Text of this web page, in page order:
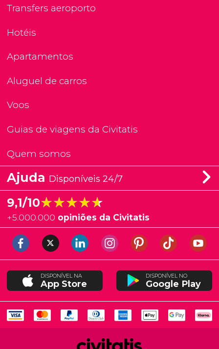
Transfers aeroporto
Hotéis
Apartamentos
Aluguel de carros
Voos
Guias de viagens da Civitatis
Quem somos
Ajuda Disponíveis 24/7
9,1/10★★★★★
★★★★★
+5.000.000 opiniões da Civitatis
DISPONÍVEL NA
App Store
DISPONÍVEL NO
Google Play